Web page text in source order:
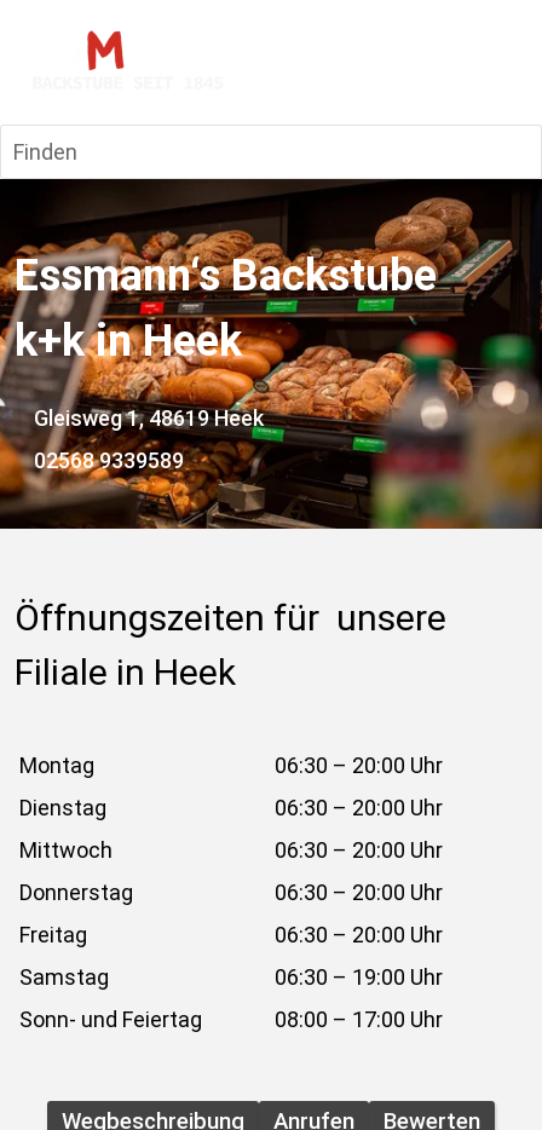
Finden
Essmann‘s Backstube
k+k in Heek
Gleisweg 1, 48619 Heek
02568 9339589
Öffnungszeiten für  unsere
Filiale in Heek
Montag
06:30 – 20:00 Uhr
Dienstag
06:30 – 20:00 Uhr
Mittwoch
06:30 – 20:00 Uhr
Donnerstag
06:30 – 20:00 Uhr
Freitag
06:30 – 20:00 Uhr
Samstag
06:30 – 19:00 Uhr
Sonn- und Feiertag
08:00 – 17:00 Uhr
Wegbeschreibung Anrufen Bewerten